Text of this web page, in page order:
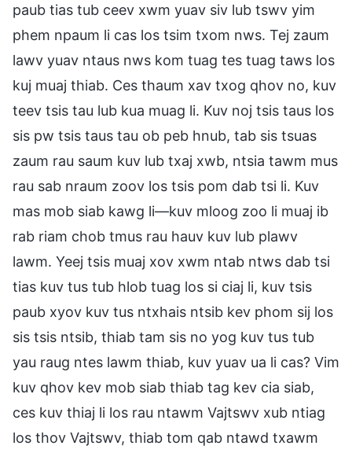
paub tias tub ceev xwm yuav siv lub tswv yim
phem npaum li cas los tsim txom nws. Tej zaum
lawv yuav ntaus nws kom tuag tes tuag taws los
kuj muaj thiab. Ces thaum xav txog qhov no, kuv
teev tsis tau lub kua muag li. Kuv noj tsis taus los
sis pw tsis taus tau ob peb hnub, tab sis tsuas
zaum rau saum kuv lub txaj xwb, ntsia tawm mus
rau sab nraum zoov los tsis pom dab tsi li. Kuv
mas mob siab kawg li—kuv mloog zoo li muaj ib
rab riam chob tmus rau hauv kuv lub plawv
lawm. Yeej tsis muaj xov xwm ntab ntws dab tsi
tias kuv tus tub hlob tuag los si ciaj li, kuv tsis
paub xyov kuv tus ntxhais ntsib kev phom sij los
sis tsis ntsib, thiab tam sis no yog kuv tus tub
yau raug ntes lawm thiab, kuv yuav ua li cas? Vim
kuv qhov kev mob siab thiab tag kev cia siab,
ces kuv thiaj li los rau ntawm Vajtswv xub ntiag
los thov Vajtswv, thiab tom qab ntawd txawm